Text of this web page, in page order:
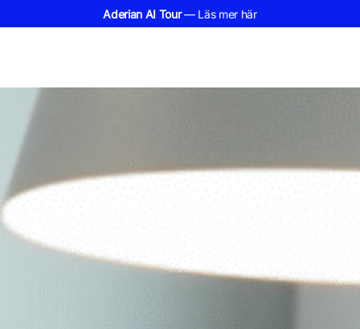
Aderian AI Tour— Läs mer här